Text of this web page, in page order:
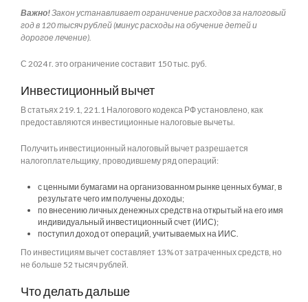
Важно!Закон устанавливает ограничение расходов за налоговый
год в 120 тысяч рублей (минус расходы на обучение детей и
дорогое лечение).
С 2024 г. это ограничение составит 150 тыс. руб.
Инвестиционный вычет
В статьях 219.1, 221.1 Налогового кодекса РФ установлено, как
предоставляются инвестиционные налоговые вычеты.
Получить инвестиционный налоговый вычет разрешается
налогоплательщику, проводившему ряд операций:
с ценными бумагами на организованном рынке ценных бумаг, в
результате чего им получены доходы;
по внесению личных денежных средств на открытый на его имя
индивидуальный инвестиционный счет (ИИС);
поступил доход от операций, учитываемых на ИИС.
По инвестициям вычет составляет 13% от затраченных средств, но
не больше 52 тысяч рублей.
Что делать дальше